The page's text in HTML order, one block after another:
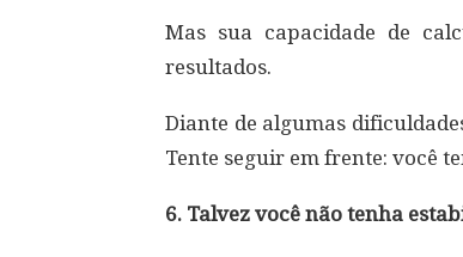
Mas sua capacidade de
resultados.
Diante de algumas
Tente seguir em frente: você
6. Talvez você não tenha